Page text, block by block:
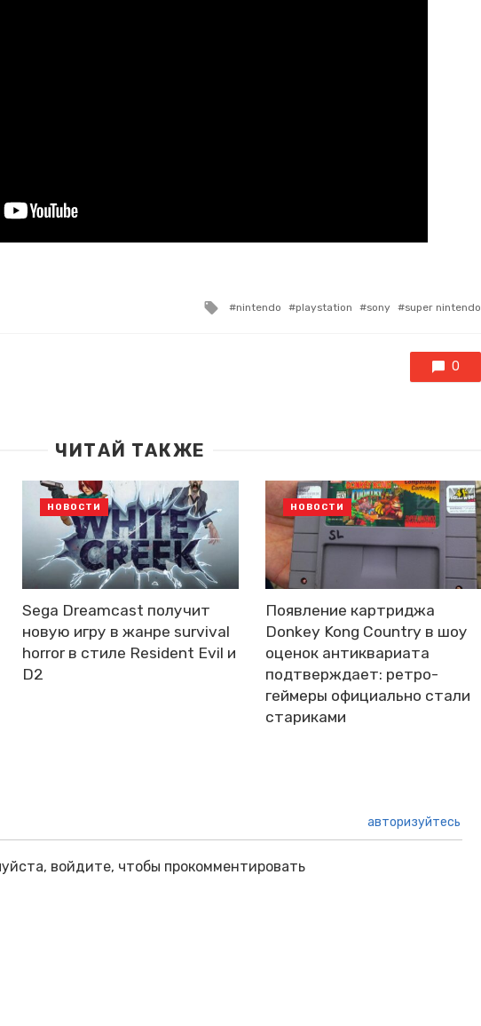
Tagged
nintendo playstation sony super nintendo
0
ЧИТАЙ ТАКЖЕ
Sega Dreamcast получит
новую игру в жанре survival
horror в стиле Resident Evil и
D2
НОВОСТИ
Появление картриджа
Donkey Kong Country в шоу
оценок антиквариата
подтверждает: ретро-
геймеры официально стали
стариками
НОВОСТИ
авторизуйтесь
войдите, чтобы прокомментировать